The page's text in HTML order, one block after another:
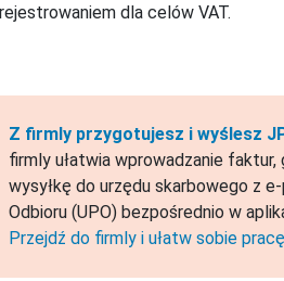
dla celów VAT.
Z firmly przygotujesz i wyślesz
firmly ułatwia wprowadzanie
wysyłkę do urzędu skarbowego z
Odbioru (UPO) bezpośrednio w
Przejdź do firmly i ułatw sobie